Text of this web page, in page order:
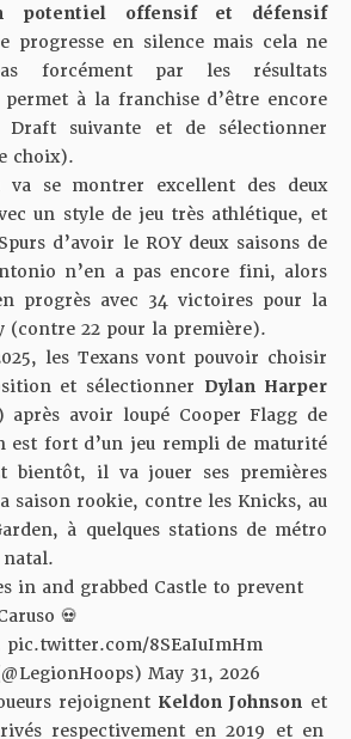
potentiel offensif et défensif
progresse en silence mais cela ne
forcément par les résultats
à la franchise d’être encore
suivante et de sélectionner
choix).
va se montrer excellent des deux
un style de jeu très athlétique, et
d’avoir le ROY deux saisons de
n’en a pas encore fini, alors
progrès avec 34 victoires pour la
(contre 22 pour la première).
les Texans vont pouvoir choisir
et sélectionner Dylan Harper
après avoir loupé Cooper Flagg de
est fort d’un jeu rempli de maturité
bientôt, il va jouer ses premières
saison rookie, contre les Knicks, au
à quelques stations de métro
natal.
in and grabbed Castle to prevent
💀
pic.twitter.com/8SEaIuImHm
May 31, 2026
rejoignent Keldon Johnson et
respectivement en 2019 et en